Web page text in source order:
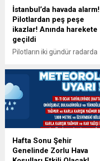
İstanbul’da havada alarm!
Pilotlardan peş peşe
ikazlar! Anında harekete
geçildi
Pilotların iki gündür radarda
trafik yetkilileri alarma
geçirdi. Sabiha Gökçen
Havalimanı kullanan bazı
pilotlar uçağın radarından
trafik ikaz alınca bölgede
geniş çaplı araştırma
Hafta Sonu Şehir
Genelinde Zorlu Hava